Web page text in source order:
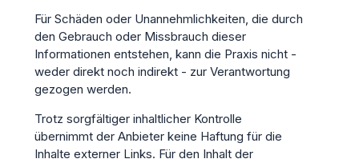
Für Schäden oder Unannehmlichkeiten, die durch
den Gebrauch oder Missbrauch dieser
Informationen entstehen, kann die Praxis nicht -
weder direkt noch indirekt - zur Verantwortung
gezogen werden.
Trotz sorgfältiger inhaltlicher Kontrolle
übernimmt der Anbieter keine Haftung für die
Inhalte externer Links. Für den Inhalt der